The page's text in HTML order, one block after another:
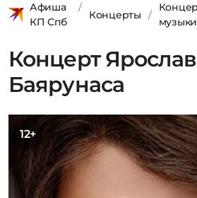
Афиша
КП Спб
Концерты
Концерт
Баярунаса
12+